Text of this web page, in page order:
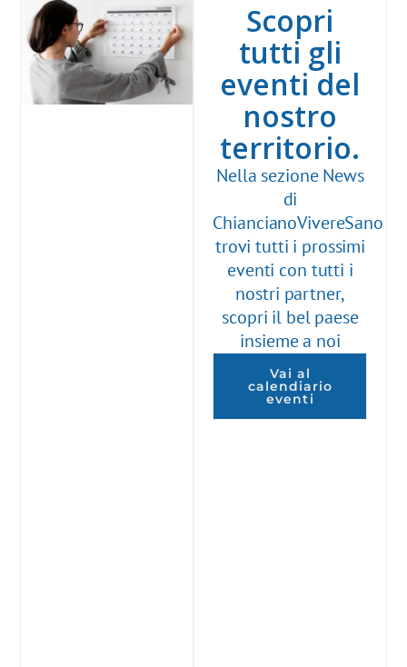
Scopri
tutti gli
eventi del
nostro
territorio.
Nella sezione News
di
ChiancianoVivereSano
trovi tutti i prossimi
eventi con tutti i
nostri partner,
scopri il bel paese
insieme a noi
Vai al
calendiario
eventi